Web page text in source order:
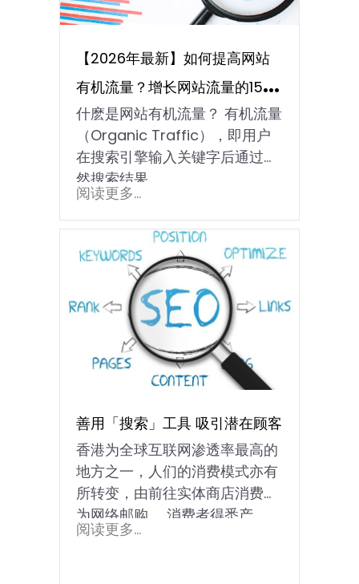
【2026年最新】如何提高网站
有机流量？增长网站流量的15个
有效技巧
什麽是网站有机流量？ 有机流量
（Organic Traffic），即用户
在搜索引擎输入关键字后通过自
然搜索结果…
阅读更多...
善用「搜索」工具 吸引潜在顾客
香港为全球互联网渗透率最高的
地方之一，人们的消费模式亦有
所转变，由前往实体商店消费变
为网络邮购。 消费者得悉产...
阅读更多...